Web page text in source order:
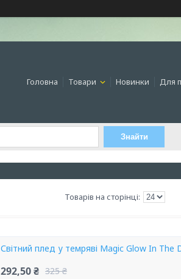
Головна Товари Новинки Для
Знайти
Світний плед у темряві Magic Glow In The
292,50 ₴ 325 ₴